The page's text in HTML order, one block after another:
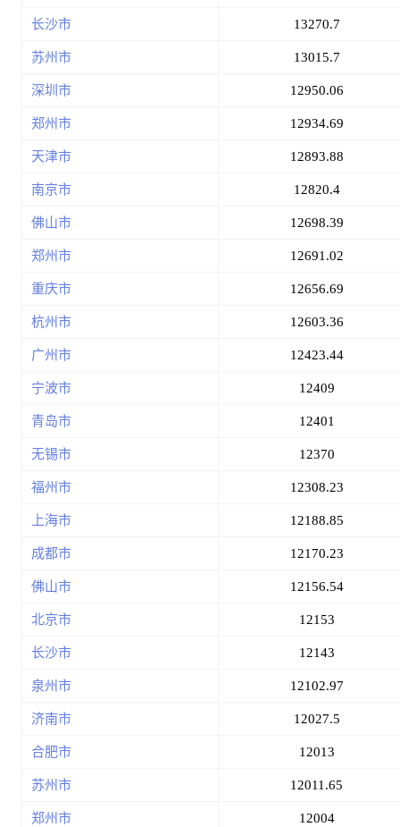
长沙市 13270.7
苏州市 13015.7
深圳市 12950.06
郑州市 12934.69
天津市 12893.88
南京市 12820.4
佛山市 12698.39
郑州市 12691.02
重庆市 12656.69
杭州市 12603.36
广州市 12423.44
宁波市 12409
青岛市 12401
无锡市 12370
福州市 12308.23
上海市 12188.85
成都市 12170.23
佛山市 12156.54
北京市 12153
长沙市 12143
泉州市 12102.97
济南市 12027.5
合肥市 12013
苏州市 12011.65
郑州市 12004